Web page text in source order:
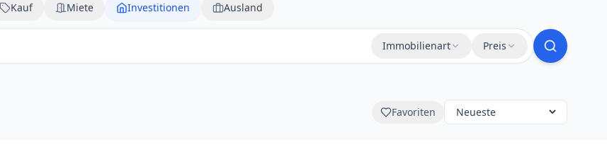
Kauf Miete Investitionen Ausland
Immobilienart Preis
Favoriten